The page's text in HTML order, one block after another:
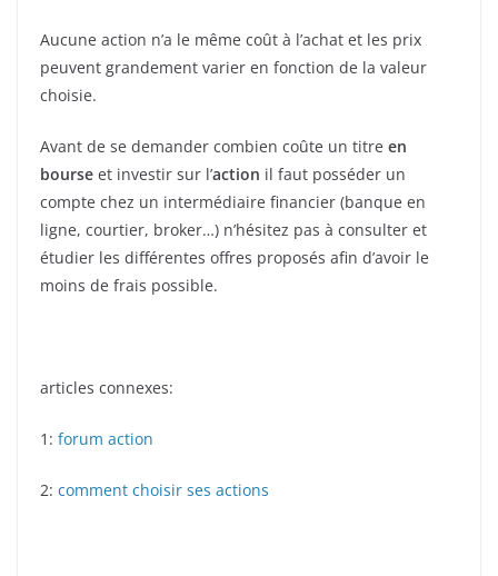
Aucune action n’a le même coût à l’achat et les prix
peuvent grandement varier en fonction de la valeur
choisie.
Avant de se demander combien coûte un titre en
bourse et investir sur l’action il faut posséder un
compte chez un intermédiaire financier (banque en
ligne, courtier, broker…) n’hésitez pas à consulter et
étudier les différentes offres proposés afin d’avoir le
moins de frais possible.
articles connexes:
1: forum action
2: comment choisir ses actions